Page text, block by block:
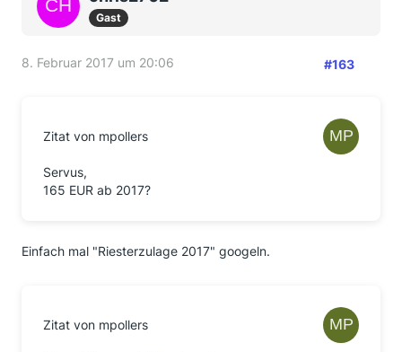
Gast
8. Februar 2017 um 20:06 #163
Zitat von mpollers
Servus,
165 EUR ab 2017?
Einfach mal "Riesterzulage 2017" googeln.
Zitat von mpollers